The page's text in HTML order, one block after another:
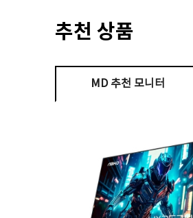
추천 상품
MD 추천 모니터